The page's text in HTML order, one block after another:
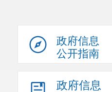
政府信息
公开指南
政府信息